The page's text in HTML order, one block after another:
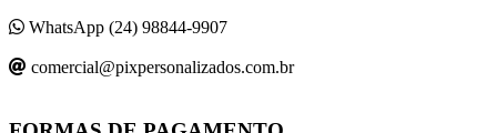
WhatsApp (24) 98844-9907
comercial@pixpersonalizados.com.br